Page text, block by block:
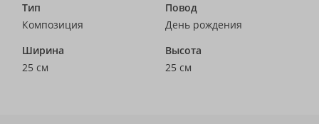
Тип
Композиция
Повод
День рождения
Ширина
25 см
Высота
25 см